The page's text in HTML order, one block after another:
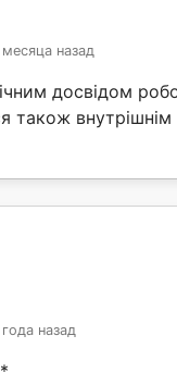
назад
досвідом
також внутрішнім
назад